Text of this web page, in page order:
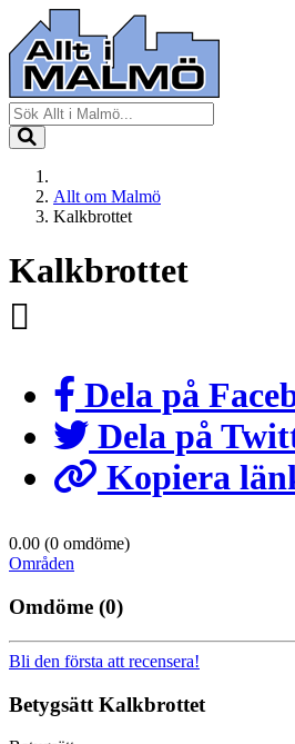
Allt om Malmö
Kalkbrottet
Kalkbrottet
Dela på
Dela på
Kopiera
0.00 (0 omdöme)
Områden
Omdöme (0)
Bli den första att recensera!
Betygsätt Kalkbrottet